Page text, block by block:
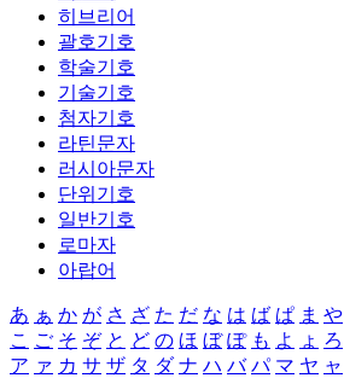
히브리어
괄호기호
학술기호
기술기호
첨자기호
라틴문자
러시아문자
단위기호
일반기호
로마자
아랍어
あ ぁ か が さ ざ た だ な は ば ぱ ま や
こ ご そ ぞ と ど の ほ ぼ ぽ も よ ょ ろ
ア ァ カ サ ザ タ ダ ナ ハ バ パ マ ヤ ャ